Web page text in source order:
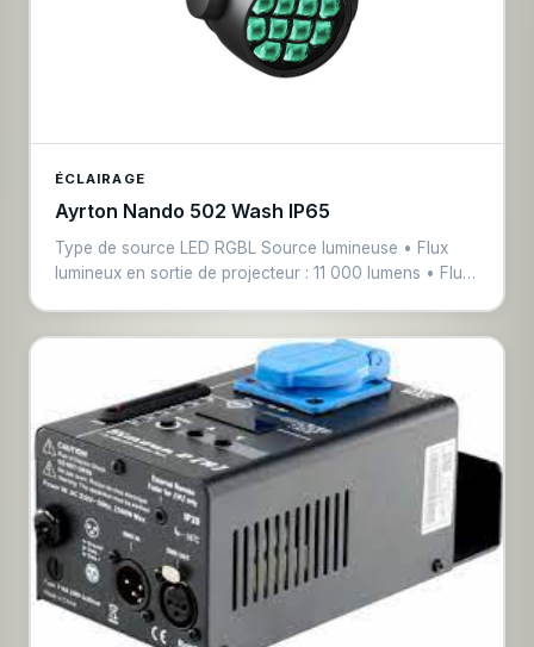
ÉCLAIRAGE
Ayrton Nando 502 Wash IP65
Type de source LED RGBL Source lumineuse • Flux
lumineux en sortie de projecteur : 11 000 lumens • Flux
Sources LED sans scintillement, adaptées aux
applications télévisuelles Optique • Zoom linéaire
motorisé de 3,5° à 53° • Système optique haute
résolution à double lentille avec un ratio de 15:1 • 12
Lentilles à bords tronqués de 70 mm • Lentille frontale
de 210 mm • Verres trempés anti-reflets
Caractéristiques • Mouvements › Pan 540° et Tilt 232°
› Résolution en 8 et 16 bits › Positionnement
extrêmement précis et mouvement très fluide grâce aux
moteurs micropas haute précision › Repositionnement
automatique • Couleurs : › Synthèse additive RGB+L ›
Roue de couleurs virtuelle incluant des blancs calibrés